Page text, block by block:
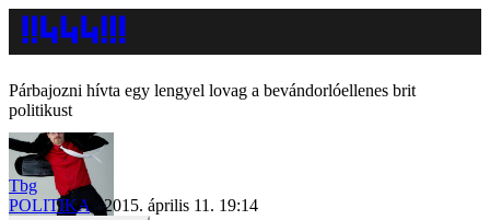
Párbajozni hívta egy lengyel lovag a bevándorlóellenes brit
politikust
Tbg
POLITIKA
2015. április 11. 19:14